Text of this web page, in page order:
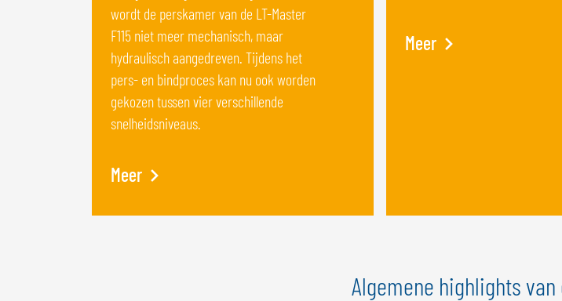
wordt de perskamer van de LT-Master
F115 niet meer mechanisch, maar
hydraulisch aangedreven. Tijdens het
pers- en bindproces kan nu ook worden
gekozen tussen vier verschillende
snelheidsniveaus.
Meer
Meer
Algemene highlights van